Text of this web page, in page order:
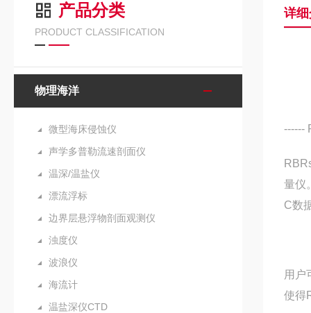
产品分类
PRODUCT CLASSIFICATION
物理海洋
微型海床侵蚀仪
声学多普勒流速剖面仪
温深/温盐仪
漂流浮标
边界层悬浮物剖面观测仪
浊度仪
波浪仪
海流计
温盐深仪CTD
详
量仪
C数
用户
使得